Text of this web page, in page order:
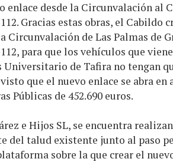
enlace desde la Circunvalación al
Gracias estas obras, el Cabildo
Circunvalación de Las Palmas de
para que los vehículos que
de Tafira no tengan
que el nuevo enlace se abra en
Públicas de 452.690 euros.
e Hijos SL, se encuentra
del talud existente junto al paso
sobre la que crear el